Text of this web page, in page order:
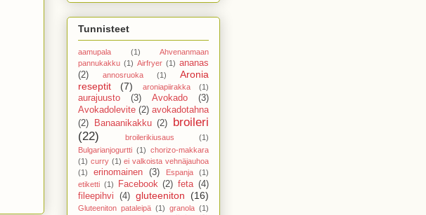
Tunnisteet
aamupala (1)
Ahvenanmaan
pannukakku (1) Airfryer (1) ananas
(2)
annosruoka (1)
Aronia
reseptit
(7) aroniapiirakka (1)
aurajuusto (3) Avokado
(3)
Avokadolevite (2) avokadotahna
(2)
Banaanikakku (2)
broileri
(22)
broilerikiusaus
(1)
Bulgarianjogurtti (1) chorizo-makkara
(1) curry (1) ei valkoista vehnäjauhoa
(1)
erinomainen (3) Espanja
(1)
etiketti (1) Facebook (2) feta (4)
fileepihvi
(4) gluteeniton (16)
Gluteeniton pataleipä (1) granola (1)